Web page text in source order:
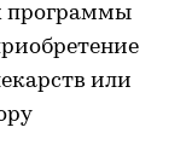
программы
или